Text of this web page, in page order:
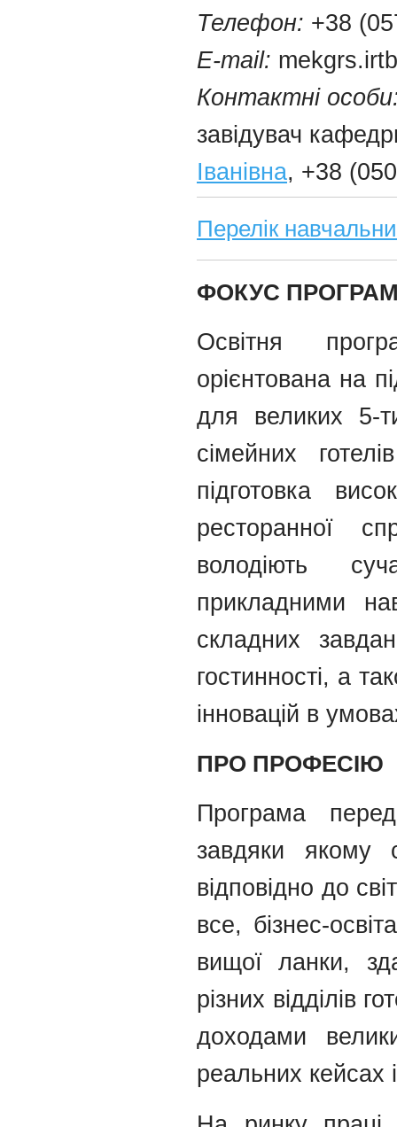
Телефон: +38
E-mail:
Контактні
завідувач
Іванівна, +38
Перелік
ФОКУС
Освітня
орієнтована на
для великих 5-
сімейних
підготовка
ресторанної
володіють
прикладними
складних
гостинності, а
інновацій в
ПРО ПРОФЕСІЮ
Програма
завдяки якому
відповідно до
все, бізнес-
вищої ланки,
різних відділів
доходами
реальних кейсах